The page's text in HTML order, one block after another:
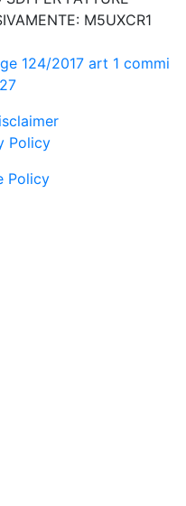
M5UXCR1
124/2017 art 1 commi
Policy
Policy